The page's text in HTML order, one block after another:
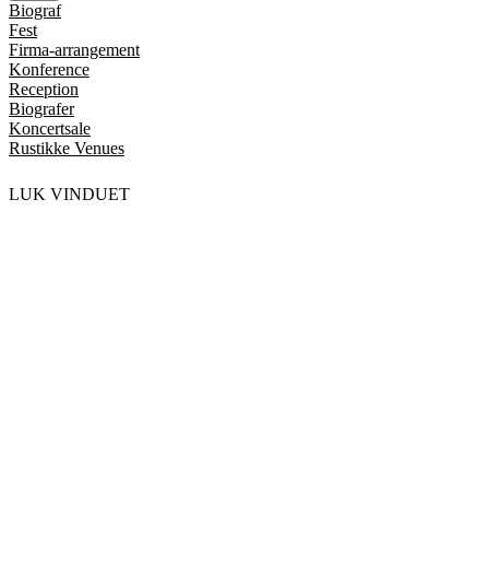
Biograf
Fest
Firma-arrangement
Konference
Reception
Biografer
Koncertsale
Rustikke Venues
LUK VINDUET